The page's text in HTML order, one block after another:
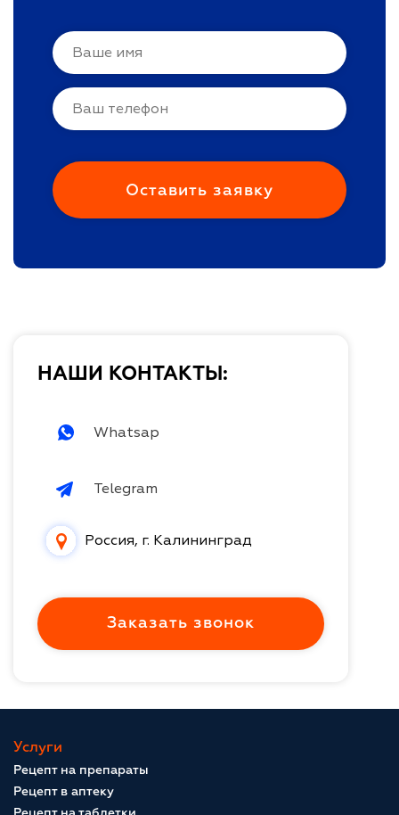
НАШИ КОНТАКТЫ:
Whatsap
Telegram
Россия, г. Калининград
Заказать звонок
Услуги
Рецепт на препараты
Рецепт в аптеку